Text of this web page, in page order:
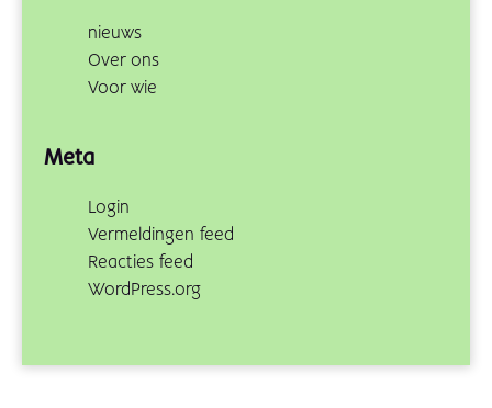
nieuws
Over ons
Voor wie
Meta
Login
Vermeldingen feed
Reacties feed
WordPress.org